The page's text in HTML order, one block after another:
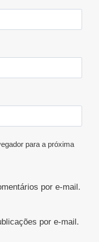
para a próxima
por e-mail.
por e-mail.